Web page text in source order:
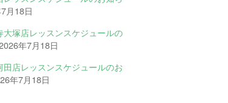
月18日
大塚店レッスンスケジュールの
年7月18日
田店レッスンスケジュールのお
年7月18日